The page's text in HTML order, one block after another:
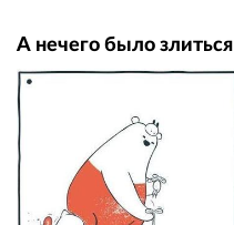
А нечего было злиться